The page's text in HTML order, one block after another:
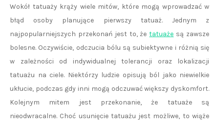
Wokół tatuaży krąży wiele mitów, które mogą wprowadzać w
błąd osoby planujące pierwszy tatuaż. Jednym z
najpopularniejszych przekonań jest to, żetatuaże są zawsze
bolesne. Oczywiście, odczucia bólu są subiektywne i różnią się
w zależności od indywidualnej tolerancji oraz lokalizacji
tatuażu na ciele. Niektórzy ludzie opisują ból jako niewielkie
ukłucie, podczas gdy inni mogą odczuwać większy dyskomfort.
Kolejnym mitem jest przekonanie, że tatuaże są
nieodwracalne. Choć usunięcie tatuażu jest możliwe, to wiąże